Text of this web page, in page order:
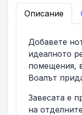
Описание
Добавете
идеалното
помещения,
Воалът
Завесата е
на